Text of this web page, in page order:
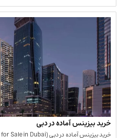
آماده در دبی